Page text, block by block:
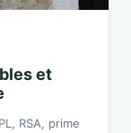
et
RSA, prime